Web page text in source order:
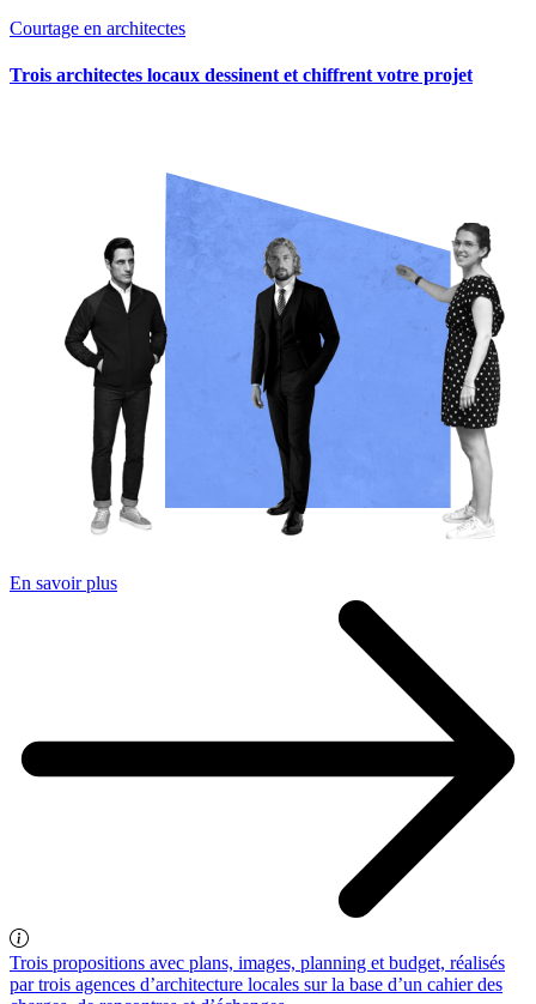
Courtage en architectes
Trois architectes locaux dessinent et chiffrent votre projet
En savoir plus
Trois propositions avec plans, images, planning et budget, réalisés
par trois agences d’architecture locales sur la base d’un cahier des